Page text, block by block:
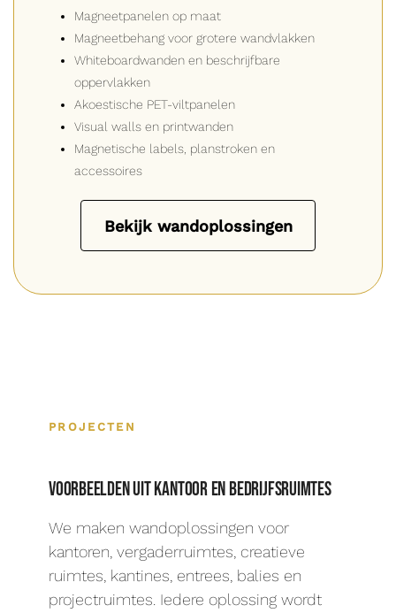
Magneetpanelen op maat
Magneetbehang voor grotere wandvlakken
Whiteboardwanden en beschrijfbare
oppervlakken
Akoestische PET-viltpanelen
Visual walls en printwanden
Magnetische labels, planstroken en
accessoires
Bekijk wandoplossingen
PROJECTEN
Voorbeelden uit kantoor en bedrijfsruimtes
We maken wandoplossingen voor
kantoren, vergaderruimtes, creatieve
ruimtes, kantines, entrees, balies en
projectruimtes. Iedere oplossing wordt